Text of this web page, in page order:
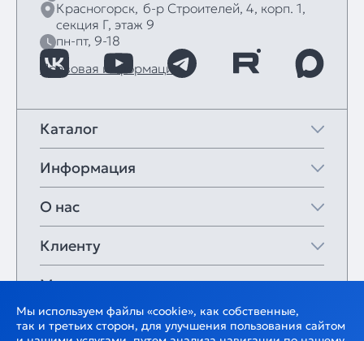
Красногорск, б‑р Строителей, 4, корп. 1,
секция Г, этаж 9
пн-пт, 9-18
Правовая информация
Каталог
Информация
О нас
Клиенту
Мои закладки
Мы используем файлы «cookie», как собственные,
так и третьих сторон, для улучшения пользования сайтом